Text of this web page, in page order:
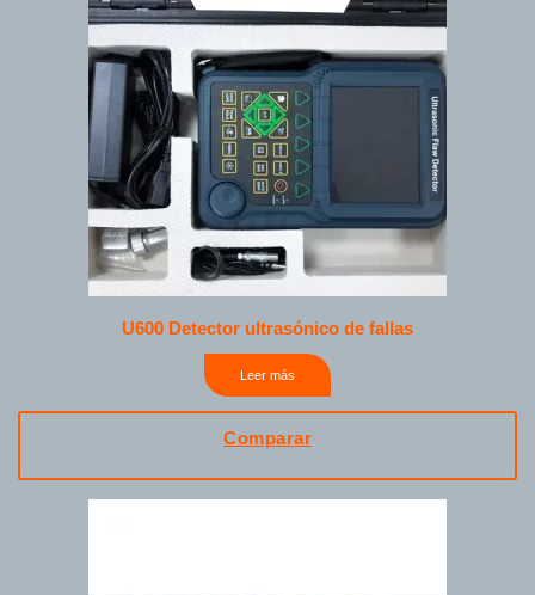
U600 Detector ultrasónico de fallas
Leer más
Comparar